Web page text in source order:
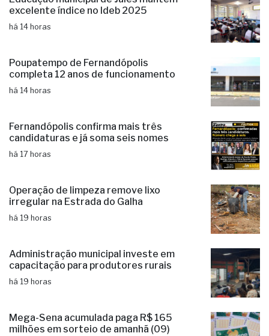
excelente índice no Ideb 2025
há 14 horas
Poupatempo de Fernandópolis
completa 12 anos de funcionamento
há 14 horas
Fernandópolis confirma mais três
candidaturas e já soma seis nomes
há 17 horas
Operação de limpeza remove lixo
irregular na Estrada do Galha
há 19 horas
Administração municipal investe em
capacitação para produtores rurais
há 19 horas
Mega-Sena acumulada paga R$ 165
milhões em sorteio de amanhã (09)